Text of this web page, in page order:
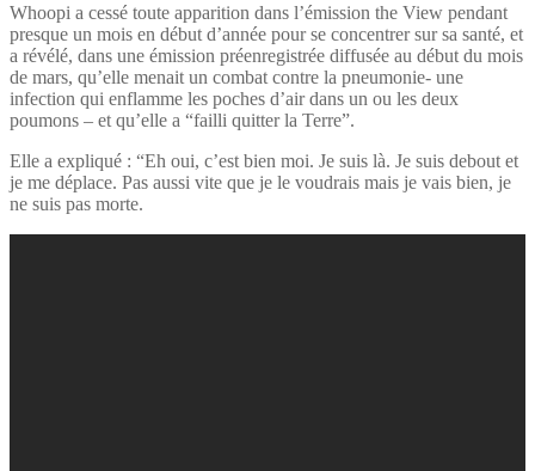
Whoopi a cessé toute apparition dans l’émission the View pendant
presque un mois en début d’année pour se concentrer sur sa santé, et
a révélé, dans une émission préenregistrée diffusée au début du mois
de mars, qu’elle menait un combat contre la pneumonie- une
infection qui enflamme les poches d’air dans un ou les deux
poumons – et qu’elle a “failli quitter la Terre”.
Elle a expliqué : “Eh oui, c’est bien moi. Je suis là. Je suis debout et
je me déplace. Pas aussi vite que je le voudrais mais je vais bien, je
ne suis pas morte.